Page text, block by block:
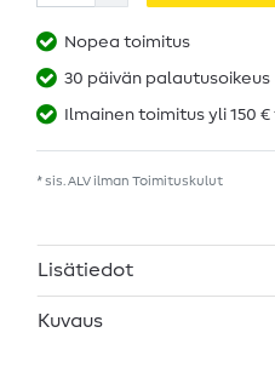
Nopea toimitus
30 päivän palautusoikeus
Ilmainen toimitus yli 150
* sis. ALV ilman Toimituskulut
Lisätiedot
Kuvaus